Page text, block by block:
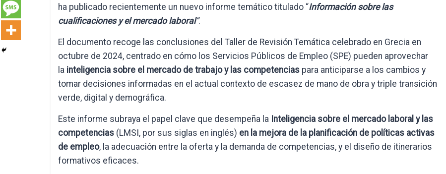
ha publicado recientemente un nuevo informe temático titulado “Información sobre las
cualificaciones y el mercado laboral”.
El documento recoge las conclusiones del Taller de Revisión Temática celebrado en Grecia en
octubre de 2024, centrado en cómo los Servicios Públicos de Empleo (SPE) pueden aprovechar
la inteligencia sobre el mercado de trabajo y las competencias para anticiparse a los cambios y
tomar decisiones informadas en el actual contexto de escasez de mano de obra y triple transición
verde, digital y demográfica.
Este informe subraya el papel clave que desempeña la nteligencia sobre el mercado laboral y las
competencias (LMSI, por sus siglas en inglés) en la mejora de la planificación de políticas activas
de empleo, la adecuación entre la oferta y la demanda de competencias, y el diseño de itinerarios
formativos eficaces.